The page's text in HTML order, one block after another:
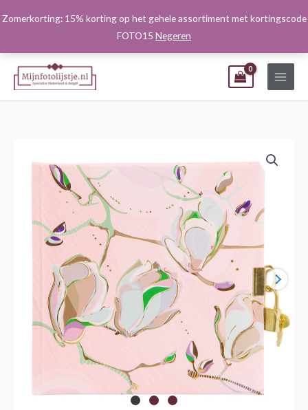
Zomerkorting: 15% korting op het gehele assortiment met kortingscode
FOTO15 Negeren
naar